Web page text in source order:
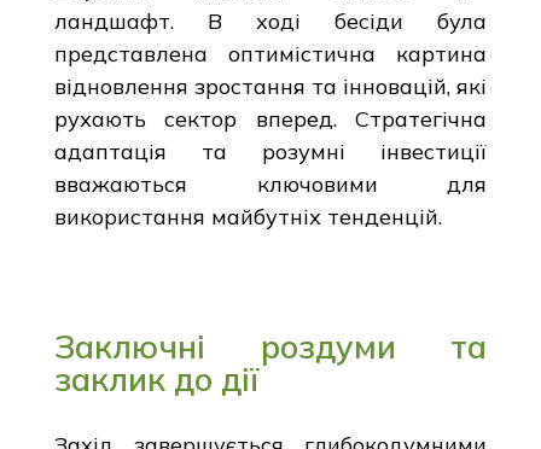
ландшафт. В ході бесіди була
представлена оптимістична картина
відновлення зростання та інновацій, які
рухають сектор вперед. Стратегічна
адаптація та розумні інвестиції
вважаються ключовими для
використання майбутніх тенденцій.
Заключні роздуми та
заклик до дії